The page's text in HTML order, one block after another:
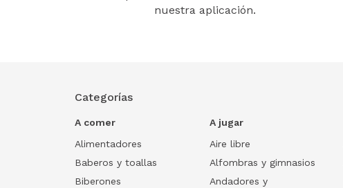
nuestra aplicación.
Categorías
A comer
Alimentadores
Baberos y toallas
Biberones
A jugar
Aire libre
Alfombras y gimnasios
Andadores y